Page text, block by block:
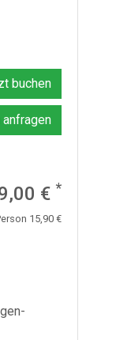
buchen
€ *
15,90 €